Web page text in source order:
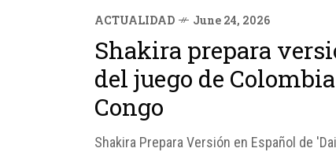
ACTUALIDAD June 24, 2026
Shakira prepara
del juego de
Congo
Shakira Prepara Versión en Español de